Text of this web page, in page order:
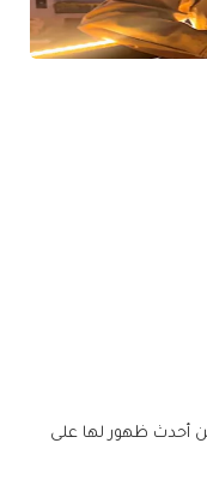
أحدث ظهور لها على